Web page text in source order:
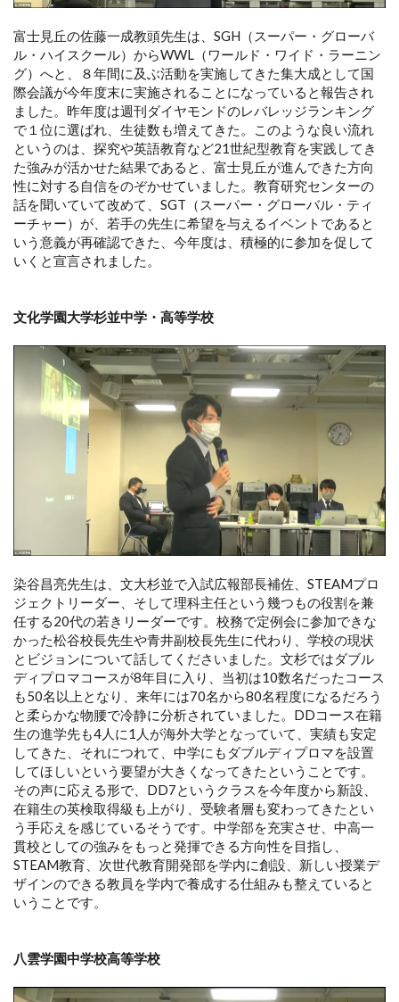
富士見丘の佐藤一成教頭先生は、SGH（スーパー・グローバ
ル・ハイスクール）からWWL（ワールド・ワイド・ラーニン
グ）へと、８年間に及ぶ活動を実施してきた集大成として国
際会議が今年度末に実施されることになっていると報告され
ました。昨年度は週刊ダイヤモンドのレバレッジランキング
で１位に選ばれ、生徒数も増えてきた。このような良い流れ
というのは、探究や英語教育など21世紀型教育を実践してき
た強みが活かせた結果であると、富士見丘が進んできた方向
性に対する自信をのぞかせていました。教育研究センターの
話を聞いていて改めて、SGT（スーパー・グローバル・ティ
ーチャー）が、若手の先生に希望を与えるイベントであると
いう意義が再確認できた、今年度は、積極的に参加を促して
いくと宣言されました。
文化学園大学杉並中学・高等学校
染谷昌亮先生は、文大杉並で入試広報部長補佐、STEAMプロ
ジェクトリーダー、そして理科主任という幾つもの役割を兼
任する20代の若きリーダーです。校務で定例会に参加できな
かった松谷校長先生や青井副校長先生に代わり、学校の現状
とビジョンについて話してくださいました。文杉ではダブル
ディプロマコースが8年目に入り、当初は10数名だったコース
も50名以上となり、来年には70名から80名程度になるだろう
と柔らかな物腰で冷静に分析されていました。DDコース在籍
生の進学先も4人に1人が海外大学となっていて、実績も安定
してきた、それにつれて、中学にもダブルディプロマを設置
してほしいという要望が大きくなってきたということです。
その声に応える形で、DD7というクラスを今年度から新設、
在籍生の英検取得級も上がり、受験者層も変わってきたとい
う手応えを感じているそうです。中学部を充実させ、中高一
貫校としての強みをもっと発揮できる方向性を目指し、
STEAM教育、次世代教育開発部を学内に創設、新しい授業デ
ザインのできる教員を学内で養成する仕組みも整えていると
いうことです。
八雲学園中学校高等学校